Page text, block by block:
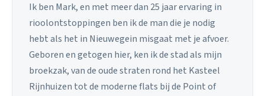
Ik ben Mark, en met meer dan 25 jaar ervaring in
rioolontstoppingen ben ik de man die je nodig
hebt als het in Nieuwegein misgaat met je afvoer.
Geboren en getogen hier, ken ik de stad als mijn
broekzak, van de oude straten rond het Kasteel
Rijnhuizen tot de moderne flats bij de Point of